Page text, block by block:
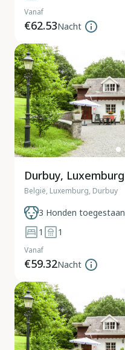
Vanaf
€62.53Nacht
Durbuy, Luxemburg
België, Luxemburg, Durbuy
3 Honden toegestaan
1
1
Vanaf
€59.32Nacht